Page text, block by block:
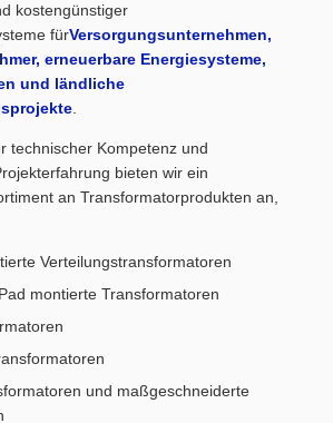
kostengünstiger
fürVersorgungsunternehmen,
erneuerbare Energiesysteme,
und ländliche
.
technischer Kompetenz und
bieten wir ein
an Transformatorprodukten an,
Verteilungstransformatoren
montierte Transformatoren
und maßgeschneiderte